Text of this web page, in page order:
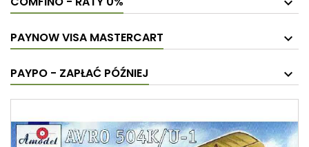
PAYNOW VISA MASTERCART
PAYPO - ZAPŁAĆ PÓŹNIEJ